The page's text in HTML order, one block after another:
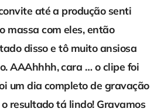
até a produção senti
massa com eles, então
disso e tô muito ansiosa
AAAhhhh, cara … o clipe foi
um dia completo de gravação
resultado tá lindo! Gravamos